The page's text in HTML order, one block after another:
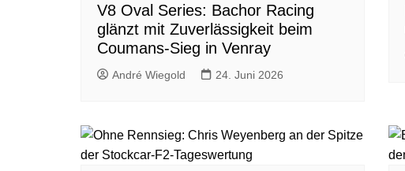
V8 Oval Series: Bachor Racing
glänzt mit Zuverlässigkeit beim
Coumans-Sieg in Venray
André Wiegold 24. Juni 2026